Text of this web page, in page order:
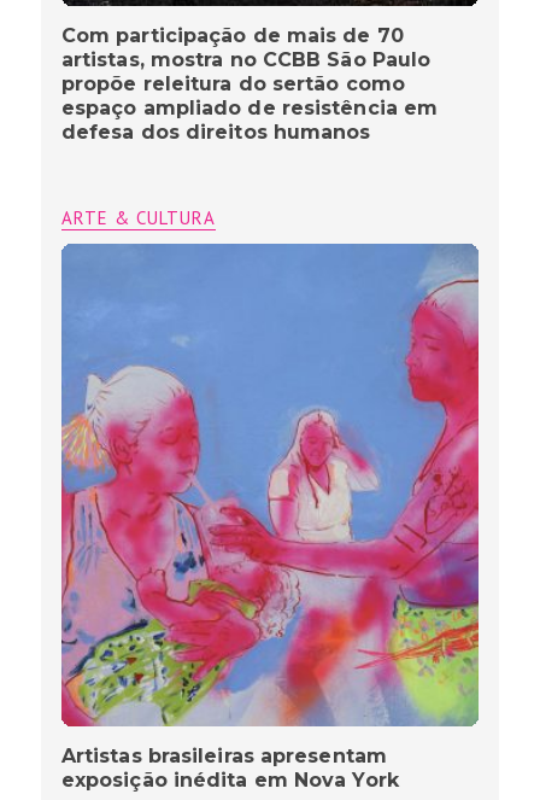
Com participação de mais de 70
artistas, mostra no CCBB São Paulo
propõe releitura do sertão como
espaço ampliado de resistência em
defesa dos direitos humanos
ARTE & CULTURA
Artistas brasileiras apresentam
exposição inédita em Nova York